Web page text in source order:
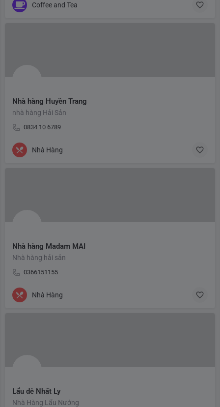
Coffee and Tea
Nhà hàng Huyền Trang
nhà hàng Hải Sản
0834 10 6789
Nhà Hàng
Nhà hàng Madam MAI
Nhà hàng hải sản
0366151155
Nhà Hàng
Lẩu dê Nhất Ly
Nhà Hàng Lẩu Nướng